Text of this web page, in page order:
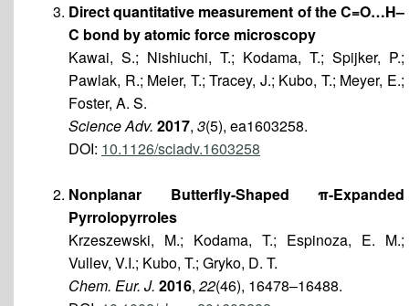
Direct quantitative measurement of the C=O…H–
C bond by atomic force microscopy
Kawai, S.; Nishiuchi, T.; Kodama, T.; Spijker, P.;
Pawlak, R.; Meier, T.; Tracey, J.; Kubo, T.; Meyer, E.;
Foster, A. S.
Science Adv. 2017, 3(5), ea1603258.
DOI: 10.1126/sciadv.1603258
Nonplanar Butterfly-Shaped π-Expanded
Pyrrolopyrroles
Krzeszewski, M.; Kodama, T.; Espinoza, E. M.;
Vullev, V.I.; Kubo, T.; Gryko, D. T.
Chem. Eur. J. 2016,22(46), 16478–16488.